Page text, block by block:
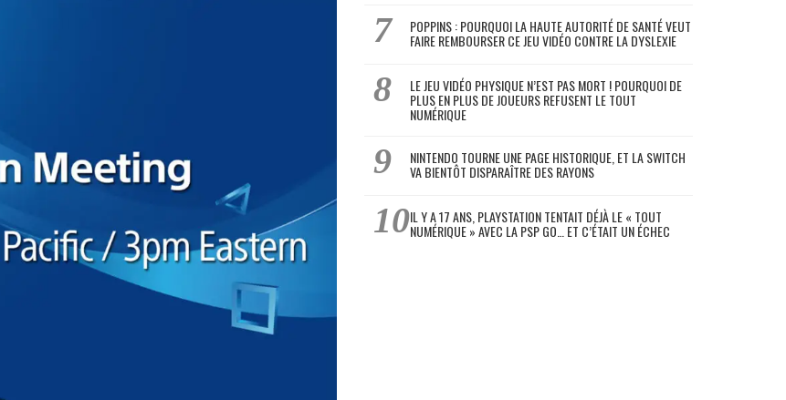
POPPINS : POURQUOI LA HAUTE AUTORITÉ DE SANTÉ VEUT
FAIRE REMBOURSER CE JEU VIDÉO CONTRE LA DYSLEXIE
LE JEU VIDÉO PHYSIQUE N’EST PAS MORT ! POURQUOI DE
PLUS EN PLUS DE JOUEURS REFUSENT LE TOUT
NUMÉRIQUE
NINTENDO TOURNE UNE PAGE HISTORIQUE, ET LA SWITCH
VA BIENTÔT DISPARAÎTRE DES RAYONS
IL Y A 17 ANS, PLAYSTATION TENTAIT DÉJÀ LE « TOUT
NUMÉRIQUE » AVEC LA PSP GO… ET C’ÉTAIT UN ÉCHEC